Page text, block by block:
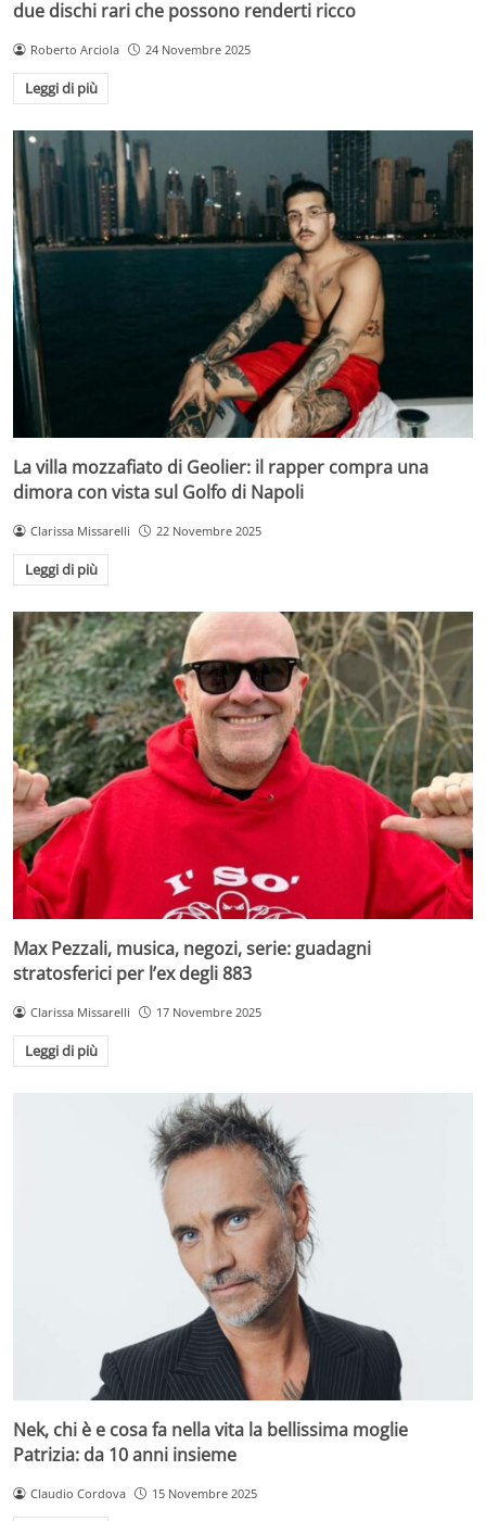
due dischi rari che possono renderti ricco
Roberto Arciola 24 Novembre 2025
Leggi di più
La villa mozzafiato di Geolier: il rapper compra una
dimora con vista sul Golfo di Napoli
Clarissa Missarelli 22 Novembre 2025
Leggi di più
Max Pezzali, musica, negozi, serie: guadagni
stratosferici per l’ex degli 883
Clarissa Missarelli 17 Novembre 2025
Leggi di più
Nek, chi è e cosa fa nella vita la bellissima moglie
Patrizia: da 10 anni insieme
Claudio Cordova 15 Novembre 2025